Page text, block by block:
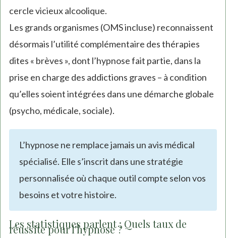
cercle vicieux alcoolique.
Les grands organismes (OMS incluse) reconnaissent
désormais l’utilité complémentaire des thérapies
dites « brèves », dont l’hypnose fait partie, dans la
prise en charge des addictions graves – à condition
qu’elles soient intégrées dans une démarche globale
(psycho, médicale, sociale).
L’hypnose ne remplace jamais un avis médical
spécialisé. Elle s’inscrit dans une stratégie
personnalisée où chaque outil compte selon vos
besoins et votre histoire.
Les statistiques parlent : Quels taux de
réussite pour l'hypnose ?